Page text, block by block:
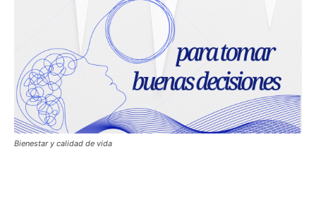
Bienestar y calidad de vida